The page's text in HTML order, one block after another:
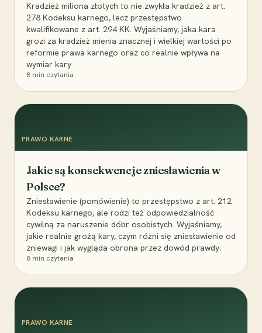
Kradzież miliona złotych to nie zwykła kradzież z art.
278 Kodeksu karnego, lecz przestępstwo
kwalifikowane z art. 294 KK. Wyjaśniamy, jaka kara
grozi za kradzież mienia znacznej i wielkiej wartości po
reformie prawa karnego oraz co realnie wpływa na
wymiar kary.
8 min czytania
PRAWO KARNE
Jakie są konsekwencje zniesławienia w
Polsce?
Zniesławienie (pomówienie) to przestępstwo z art. 212
Kodeksu karnego, ale rodzi też odpowiedzialność
cywilną za naruszenie dóbr osobistych. Wyjaśniamy,
jakie realnie grożą kary, czym różni się zniesławienie od
zniewagi i jak wygląda obrona przez dowód prawdy.
8 min czytania
PRAWO KARNE